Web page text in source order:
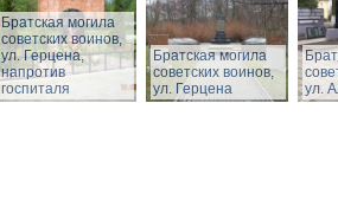
Братская могила
советских воинов,
ул. Герцена,
напротив
госпиталя
Братская могила
советских воинов,
ул. Герцена
ул.